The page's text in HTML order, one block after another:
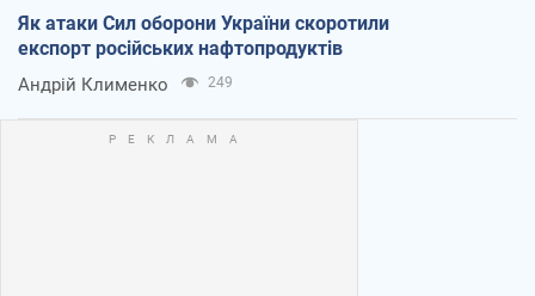
Як атаки Сил оборони України скоротили
експорт російських нафтопродуктів
Андрій Клименко 249